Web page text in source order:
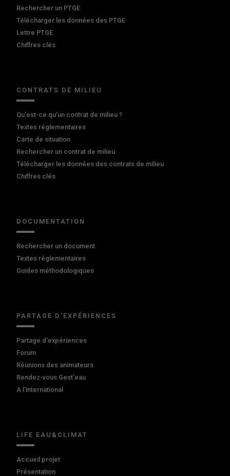
Rechercher un PTGE
Télécharger les données des PTGE
Lettre PTGE
Chiffres clés
CONTRATS DE MILIEU
Qu'est-ce qu'un contrat de milieu ?
Textes réglementaires
Carte de situation
Rechercher un contrat de milieu
Télécharger les données des contrats de milieu
Chiffres clés
DOCUMENTATION
Rechercher un document
Textes réglementaires
Guides méthodologiques
PARTAGE D'EXPÉRIENCES
Partage d'expériences
Forum
Réunions des animateurs
Rendez-vous Gest'eau
A l'international
LIFE EAU&CLIMAT
Accueil projet
Présentation